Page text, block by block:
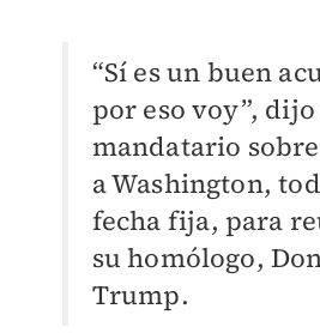
“Sí es un buen
por eso voy”,
mandatario
a Washington,
fecha fija, para
su homólogo,
Trump.